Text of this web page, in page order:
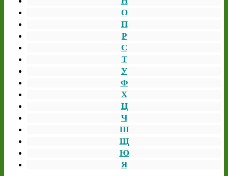
О
П
Р
С
Т
У
Ф
Х
Ц
Ч
Ш
Щ
Ю
Я